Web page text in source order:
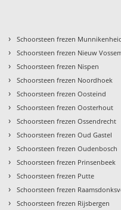
› Schoorsteen frezen
› Schoorsteen frezen Nieuw
› Schoorsteen frezen Nispen
› Schoorsteen frezen Noordhoek
› Schoorsteen frezen Oosteind
› Schoorsteen frezen Oosterhout
› Schoorsteen frezen Ossendrecht
› Schoorsteen frezen Oud Gastel
› Schoorsteen frezen Oudenbosch
› Schoorsteen frezen Prinsenbeek
› Schoorsteen frezen Putte
› Schoorsteen frezen
› Schoorsteen frezen Rijsbergen